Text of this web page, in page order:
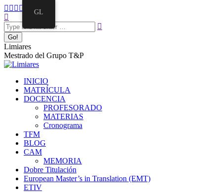
Skip
to
content
Facebook
opens
in
new
window
Twitter
opens
in
new
window
Mail
opens
in
new
window
Instagram
page
in
window
Linkedin
page
in
window
Search:
Limiares
Mestrado del Grupo T&P
INICIO
MATRÍCULA
DOCENCIA
PROFESORADO
MATERIAS
Cronograma
TFM
BLOG
CAM
MEMORIA
Dobre Titulación
European Master’s in Translation (EMT)
ETIV
GL